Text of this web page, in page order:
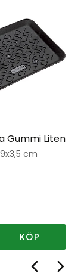
Gummi Liten
cm
favoriter
KÖP